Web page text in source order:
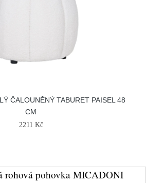
ČALOUNĚNÝ TABURET PAISEL 48
CM
2211 Kč
rohová pohovka MICADONI